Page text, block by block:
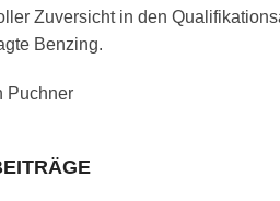
Zuversicht in den
Benzing.
Puchner